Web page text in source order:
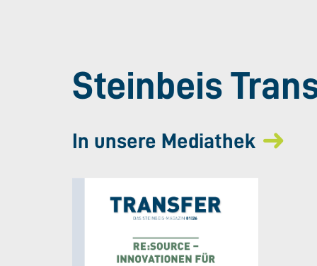
Steinbeis
In unsere Mediathek